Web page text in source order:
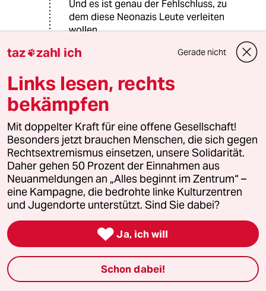
Und es ist genau der Fehlschluss, zu
dem diese Neonazis Leute verleiten
wollen.
Schlimmer als die Ampel geht immer.
Matt Gekachelt
27.09.2023
@Tom Lehner:
Geht mir auch so: Wer will denn noch
grün wählen und sich dann grün
ärgern? Jedenfalls bekommen die
Grünen bei den nächsten Wahlen die
Quittung. Es läuft auf eine nicht mehr
so große Koalition hinaus. Vielleicht
schon ausserplanmässig. Sollte die
Grüne Führung vor lauter Machtgier
noch etwas Restinteligenz haben,
gehen sie aus dieser Koalition, bevor
die anderen sie rauswerfen. Friedrich
taz zahl ich Gerade nicht
Links lesen, rechts
bekämpfen
Mit doppelter Kraft für eine offene Gesellschaft!
Besonders jetzt brauchen Menschen, die sich gegen
Rechtsextremismus einsetzen, unsere Solidarität.
Daher gehen 50 Prozent der Einnahmen aus
Neuanmeldungen an „Alles beginnt im Zentrum“ –
eine Kampagne, die bedrohte linke Kulturzentren
und Jugendorte unterstützt. Sind Sie dabei?
 Ja, ich will
Schon dabei!